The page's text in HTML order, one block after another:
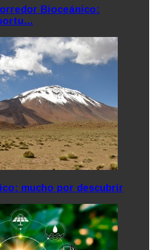
Bioceánico:
mucho por descubrir